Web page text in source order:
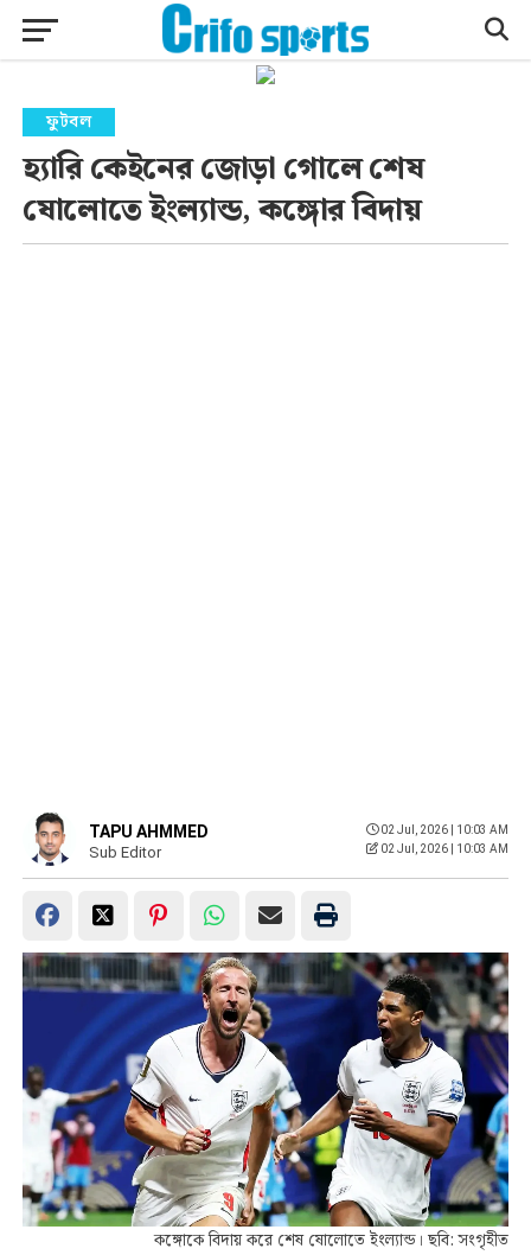
ফুটবল
হ্যারি কেইনের জোড়া গোলে শেষ
ষোলোতে ইংল্যান্ড, কঙ্গোর বিদায়
TAPU AHMMED
Sub Editor
02 Jul, 2026 | 10:03 AM
02 Jul, 2026 | 10:03 AM
কঙ্গোকে বিদায় করে শেষ ষোলোতে ইংল্যান্ড। ছবি: সংগৃহীত